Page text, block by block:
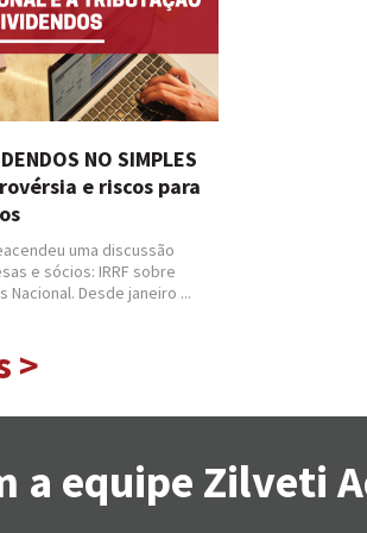
NO SIMPLES
e riscos para
uma discussão
e sócios: IRRF sobre
Nacional. Desde janeiro ...
>
a equipe Zilveti